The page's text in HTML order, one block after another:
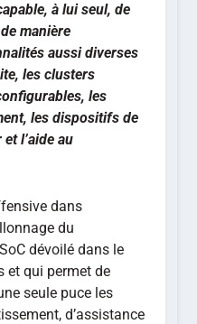
à lui seul, de
manière
aussi diverses
les clusters
les
les dispositifs de
l’aide au
dans
du
dévoilé dans le
et qui permet de
seule puce les
d’assistance